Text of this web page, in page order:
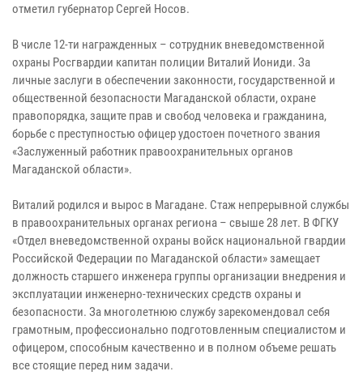
отметил губернатор Сергей Носов.
В числе 12-ти награжденных – сотрудник вневедомственной
охраны Росгвардии капитан полиции Виталий Иониди. За
личные заслуги в обеспечении законности, государственной и
общественной безопасности Магаданской области, охране
правопорядка, защите прав и свобод человека и гражданина,
борьбе с преступностью офицер удостоен почетного звания
«Заслуженный работник правоохранительных органов
Магаданской области».
Виталий родился и вырос в Магадане. Стаж непрерывной службы
в правоохранительных органах региона – свыше 28 лет. В ФГКУ
«Отдел вневедомственной охраны войск национальной гвардии
Российской Федерации по Магаданской области» замещает
должность старшего инженера группы организации внедрения и
эксплуатации инженерно-технических средств охраны и
безопасности. За многолетнюю службу зарекомендовал себя
грамотным, профессионально подготовленным специалистом и
офицером, способным качественно и в полном объеме решать
все стоящие перед ним задачи.